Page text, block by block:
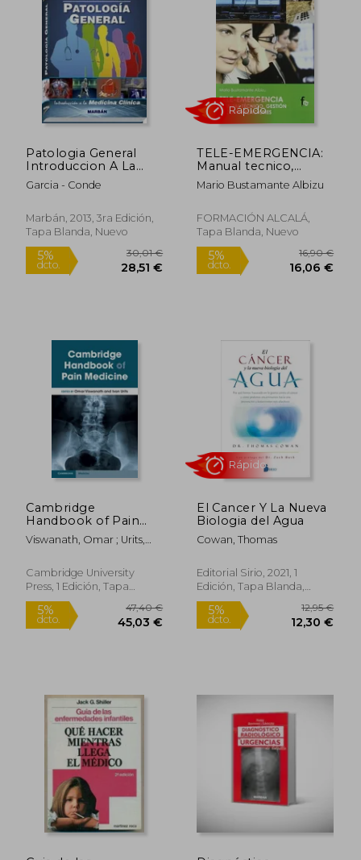
Patologia General
Introduccion A La
Medicina Clínica
Garcia - Conde
Marbán, 2013, 3ra Edición,
Tapa Blanda, Nuevo
dcto.
TELE-EMERGENCIA:
Manual tecnico,
gestion y
comunicaciones
Mario Bustamante Albizu
FORMACIÓN ALCALÁ,
Tapa Blanda, Nuevo
5%
dcto.
Cambridge
Handbook of Pain
Medicine (en Inglés)
Viswanath, Omar ; Urits,
Cambridge University
Press, 1 Edición, Tapa
Blanda, Nuevo
El Cancer Y La Nueva
Biologia del Agua
Cowan, Thomas
Editorial Sirio, 2021, 1
Edición, Tapa Blanda,
Nuevo
5%
dcto.
Rápido